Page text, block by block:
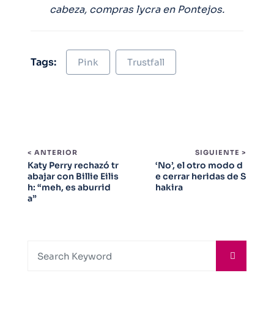
cabeza, compras lycra en Pontejos.
Tags: Pink Trustfall
< ANTERIOR
Katy Perry rechazó tr
abajar con Billie Eilis
h: “meh, es aburrid
a”
SIGUIENTE >
‘No’, el otro modo d
e cerrar heridas de S
hakira